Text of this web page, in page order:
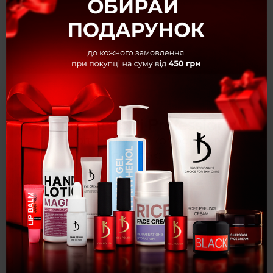
×
Вітаємо в Kodi Professional!
Оберіть мову для комфортних
покупок:
Укр Рус Eng
Опис
Фарба для вій та брів чорна Tint for Eyelashes and
Eyebrows Black, 15 мл
Фарба для вій та брів чорна Tint for Eyelashes
and Eyebrows Black, 15 мл